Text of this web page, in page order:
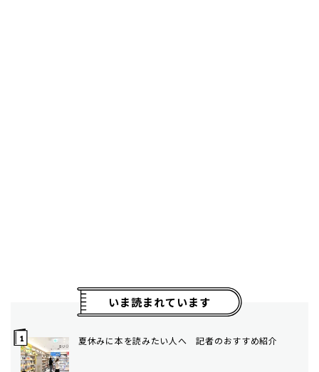
いま読まれています
夏休みに本を読みたい人へ 記者のおすすめ紹介